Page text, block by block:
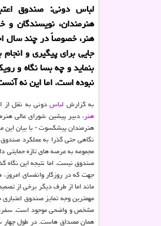
لباس دونی: صندوق
هنرمندان، نویسندگان و
هنر، خصوصاً در چند سال
جایی برای پیگیری و
بنماید و چه بسا نگاه و
نبوده است. اما این نه
به گزارش لباسدونی به نقل از
هنر، دبیر پیشین شورای عالی
هنرمندان پیشکسوت - با بیان این
نگاهی حتی گذرا به عملکرد
مجموعه به عرصه های تازه حمایتی
صندوق نیست. اما نتیجه این نگاه
جهت که در روزگار وانفسای
ماند اما از طرف دیگر برخی از
مهمترین وجه تمایز صندوق
مشخص و واضحی موجود است.